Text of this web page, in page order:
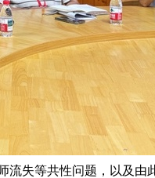
流失等共性问题，以及